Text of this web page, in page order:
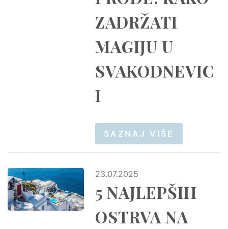
ZADRŽATI
MAGIJU U
SVAKODNEVIC
I
SAZNAJ VIŠE
23.07.2025
5 NAJLEPŠIH
OSTRVA NA